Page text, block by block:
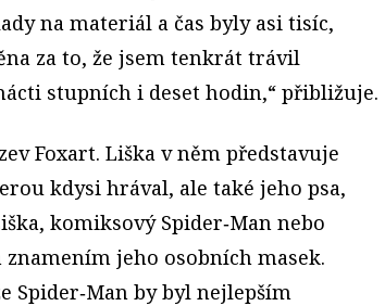
na materiál a čas byly asi tisíc,
za to, že jsem tenkrát trávil
stupních i deset hodin,“ přibližuje.
Foxart. Liška v něm představuje
kdysi hrával, ale také jeho psa,
komiksový Spider‑Man nebo
jeho osobních masek.
Spider‑Man by byl nejlepším